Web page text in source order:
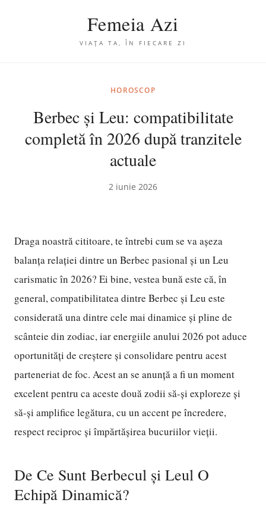
Femeia Azi
VIAȚA TA, ÎN FIECARE ZI
HOROSCOP
Berbec și Leu: compatibilitate
completă în 2026 după tranzitele
actuale
2 iunie 2026
Draga noastră cititoare, te întrebi cum se va așeza
balanța relației dintre un Berbec pasional și un Leu
carismatic în 2026? Ei bine, vestea bună este că, în
general, compatibilitatea dintre Berbec și Leu este
considerată una dintre cele mai dinamice și pline de
scânteie din zodiac, iar energiile anului 2026 pot aduce
oportunități de creștere și consolidare pentru acest
parteneriat de foc. Acest an se anunță a fi un moment
excelent pentru ca aceste două zodii să-și exploreze și
să-și amplifice legătura, cu un accent pe încredere,
respect reciproc și împărtășirea bucuriilor vieții.
De Ce Sunt Berbecul și Leul O
Echipă Dinamică?